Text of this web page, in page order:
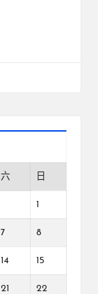
六 日
1
7 8
14 15
21 22